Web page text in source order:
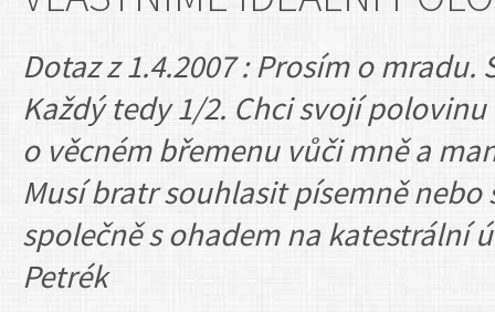
Dotaz z 1.4.2007 : Prosím o
Každý tedy 1/2. Chci svojí
o věcném břemenu vůči mně a
Musí bratr souhlasit písemně
společně s ohadem na katestrální
Petrék